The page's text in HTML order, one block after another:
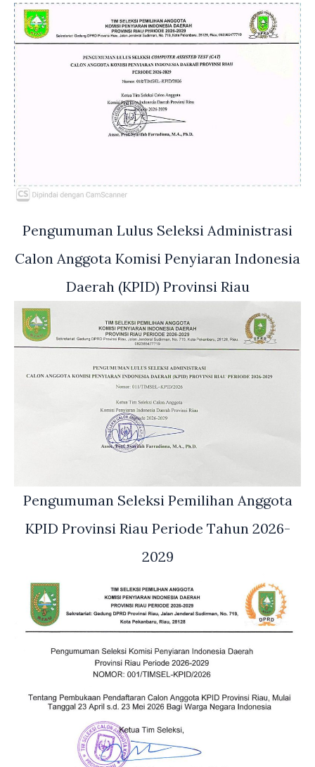
Pengumuman Lulus Seleksi Administrasi
Calon Anggota Komisi Penyiaran Indonesia
Daerah (KPID) Provinsi Riau
Pengumuman Seleksi Pemilihan Anggota
KPID Provinsi Riau Periode Tahun 2026-
2029